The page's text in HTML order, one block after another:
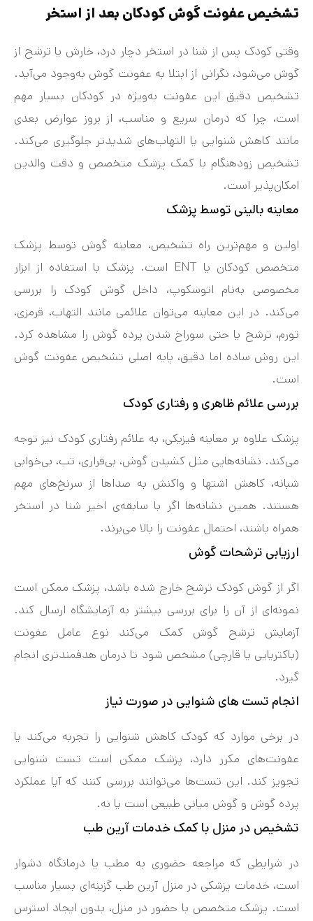
تشخیص عفونت گوش کودکان بعد از استخر
وقتی کودک پس از شنا در استخر دچار درد، خارش یا ترشح از
گوش می‌شود، نگرانی از ابتلا به عفونت گوش به‌وجود می‌آید.
تشخیص دقیق این عفونت به‌ویژه در کودکان بسیار مهم
است، چرا که درمان سریع و مناسب، از بروز عوارض بعدی
مانند کاهش شنوایی یا التهاب‌های شدیدتر جلوگیری می‌کند.
تشخیص زودهنگام با کمک پزشک متخصص و دقت والدین
امکان‌پذیر است.
معاینه بالینی توسط پزشک
اولین و مهم‌ترین راه تشخیص، معاینه گوش توسط پزشک
متخصص کودکان یا ENT است. پزشک با استفاده از ابزار
مخصوصی به‌نام اتوسکوپ، داخل گوش کودک را بررسی
می‌کند. در این معاینه می‌توان علائمی مانند التهاب، قرمزی،
تورم، ترشح یا حتی سوراخ شدن پرده گوش را مشاهده کرد.
این روش ساده اما دقیق، پایه اصلی تشخیص عفونت گوش
است.
بررسی علائم ظاهری و رفتاری کودک
پزشک علاوه بر معاینه فیزیکی، به علائم رفتاری کودک نیز توجه
می‌کند. نشانه‌هایی مثل کشیدن گوش، بی‌قراری، تب، بی‌خوابی
شبانه، کاهش اشتها و واکنش به صداها از سرنخ‌های مهم
هستند. همین نشانه‌ها اگر با سابقه‌ی اخیر شنا در استخر
همراه باشند، احتمال عفونت را بالا می‌برند.
ارزیابی ترشحات گوش
اگر از گوش کودک ترشح خارج شده باشد، پزشک ممکن است
نمونه‌ای از آن را برای بررسی بیشتر به آزمایشگاه ارسال کند.
آزمایش ترشح گوش کمک می‌کند نوع عامل عفونت
(باکتریایی یا قارچی) مشخص شود تا درمان هدفمندتری انجام
گیرد.
انجام تست های شنوایی در صورت نیاز
در برخی موارد که کودک کاهش شنوایی را تجربه می‌کند یا
عفونت‌های مکرر دارد، پزشک ممکن است تست شنوایی
تجویز کند. این تست‌ها می‌توانند بررسی کنند که آیا عملکرد
پرده گوش و گوش میانی طبیعی است یا نه.
تشخیص در منزل با کمک خدمات آرین طب
در شرایطی که مراجعه حضوری به مطب یا درمانگاه دشوار
است، خدمات پزشکی در منزل آرین طب گزینه‌ای بسیار مناسب
است. پزشک متخصص با حضور در منزل، بدون ایجاد استرس